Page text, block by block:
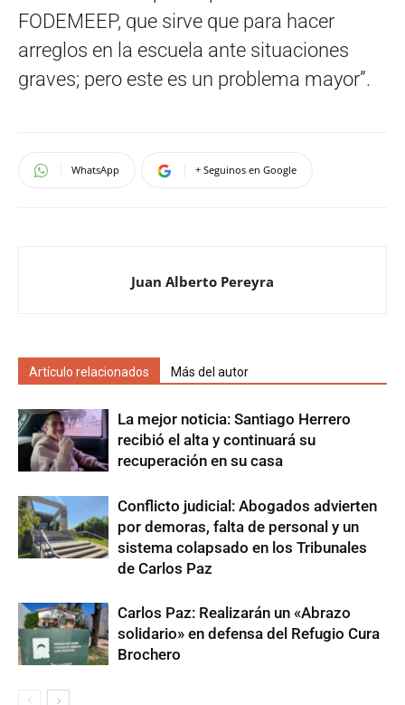
FODEMEEP, que sirve que para hacer
arreglos en la escuela ante situaciones
graves; pero este es un problema mayor”.
WhatsApp + Seguinos en Google
Juan Alberto Pereyra
Artículo relacionados Más del autor
La mejor noticia: Santiago Herrero
recibió el alta y continuará su
recuperación en su casa
Conflicto judicial: Abogados advierten
por demoras, falta de personal y un
sistema colapsado en los Tribunales
de Carlos Paz
Carlos Paz: Realizarán un «Abrazo
solidario» en defensa del Refugio Cura
Brochero